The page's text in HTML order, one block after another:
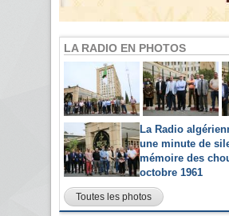
LA RADIO EN PHOTOS
La Radio
une minute de
mémoire des
octobre 1961
Toutes les photos